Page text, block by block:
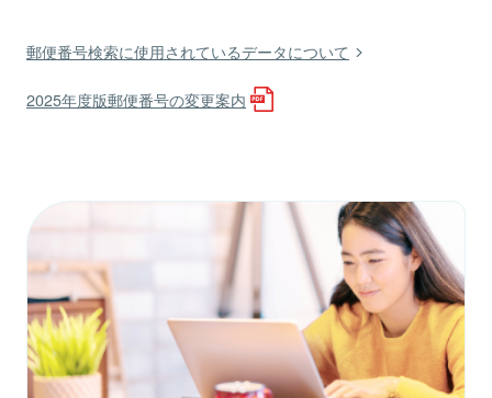
郵便番号検索に使用されているデータについて
2025年度版郵便番号の変更案内